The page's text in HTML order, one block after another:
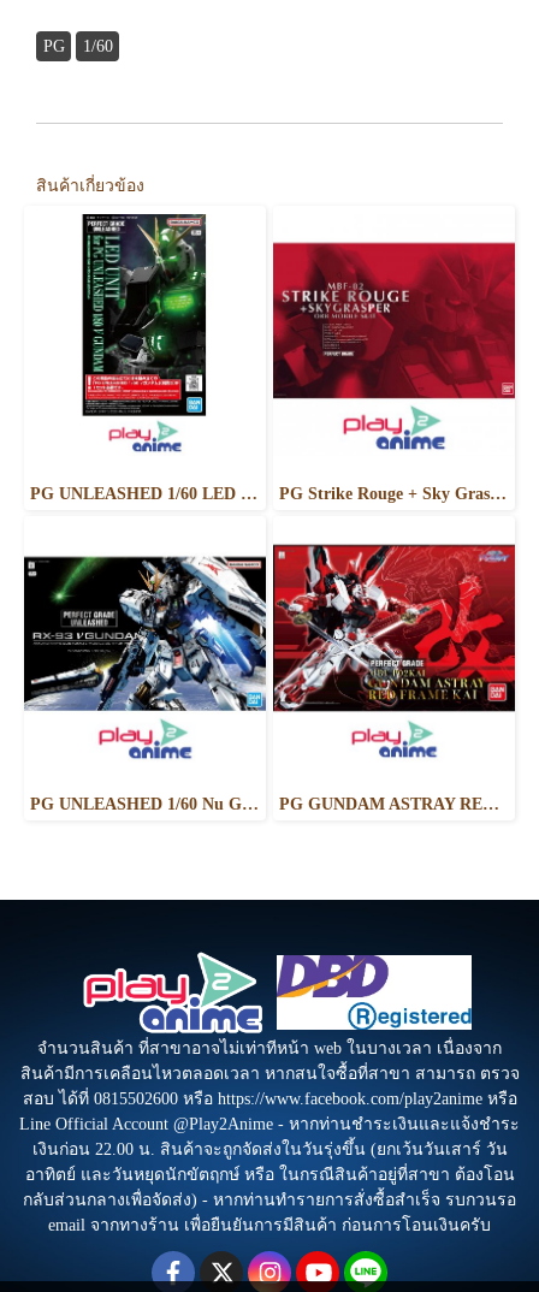
PG 1/60
สินค้าเกี่ยวข้อง
PG UNLEASHED 1/60 LED UNIT FOR Nu GUNDAM PG Strike Rouge + Sky Grasper
PG UNLEASHED 1/60 Nu Gundam PG GUNDAM ASTRAY RED FRAME KAI - Limited
จำนวนสินค้า ที่สาขาอาจไม่เท่าทีหน้า web ในบางเวลา เนื่องจาก
สินค้ามีการเคลือนไหวตลอดเวลา หากสนใจซื้อที่สาขา สามารถ ตรวจ
สอบ ได้ที่ 0815502600 หรือ https://www.facebook.com/play2anime หรือ
Line Official Account @Play2Anime - หากท่านชำระเงินและแจ้งชำระ
เงินก่อน 22.00 น. สินค้าจะถูกจัดส่งในวันรุ่งขึ้น (ยกเว้นวันเสาร์ วัน
อาทิตย์ และวันหยุดนักขัตฤกษ์ หรือ ในกรณีสินค้าอยู่ที่สาขา ต้องโอน
กลับส่วนกลางเพื่อจัดส่ง) - หากท่านทำรายการสั่งซื้อสำเร็จ รบกวนรอ
email จากทางร้าน เพื่อยืนยันการมีสินค้า ก่อนการโอนเงินครับ